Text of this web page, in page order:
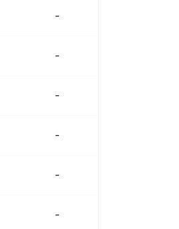
-
-
-
-
-
-